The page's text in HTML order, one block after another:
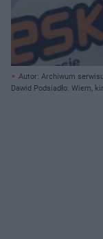
Autor: Archiwum serwisu
Dawid Podsiadło: Wiem,